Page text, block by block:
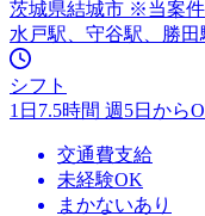
茨城県結城市 ※当案件
水戸駅、守谷駅、勝田
シフト
1日7.5時間 週5日から
交通費支給
未経験OK
まかないあり